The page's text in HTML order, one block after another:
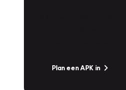
Plan een APK in